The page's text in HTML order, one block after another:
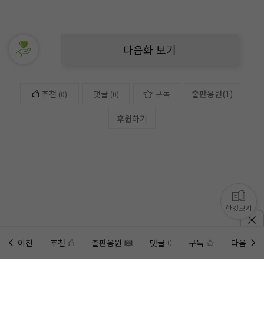
다음화 보기
추천 (0) 댓글 (0) 구독 출판응원(1)
후원하기
이전 추천 출판응원 댓글 0 구독 다음
한컷보기
홈에미노벨 웹추가하기 미노벨 앱설치하기